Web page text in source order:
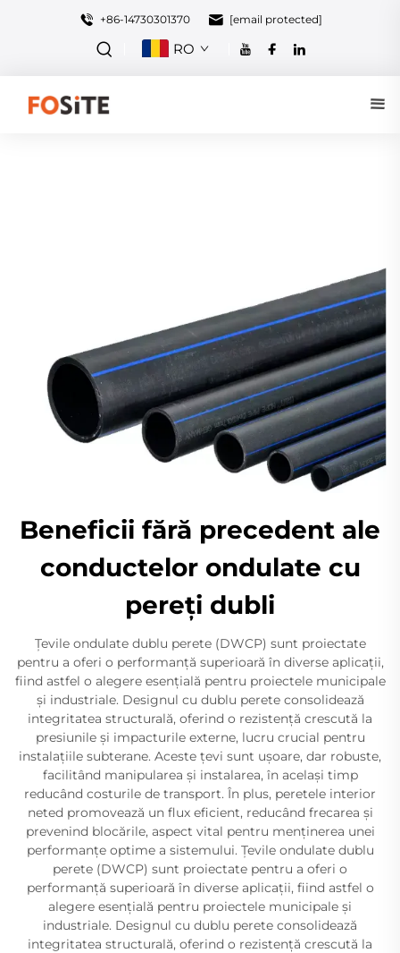
+86-14730301370 [email protected]
RO
Beneficii fără precedent ale
conductelor ondulate cu
pereți dubli
Țevile ondulate dublu perete (DWCP) sunt proiectate
pentru a oferi o performanță superioară în diverse aplicații,
fiind astfel o alegere esențială pentru proiectele municipale
și industriale. Designul cu dublu perete consolidează
integritatea structurală, oferind o rezistență crescută la
presiunile și impacturile externe, lucru crucial pentru
instalațiile subterane. Aceste țevi sunt ușoare, dar robuste,
facilitând manipularea și instalarea, în același timp
reducând costurile de transport. În plus, peretele interior
neted promovează un flux eficient, reducând frecarea și
prevenind blocările, aspect vital pentru menținerea unei
performanțe optime a sistemului. Țevile ondulate dublu
perete (DWCP) sunt proiectate pentru a oferi o
performanță superioară în diverse aplicații, fiind astfel o
alegere esențială pentru proiectele municipale și
industriale. Designul cu dublu perete consolidează
integritatea structurală, oferind o rezistență crescută la